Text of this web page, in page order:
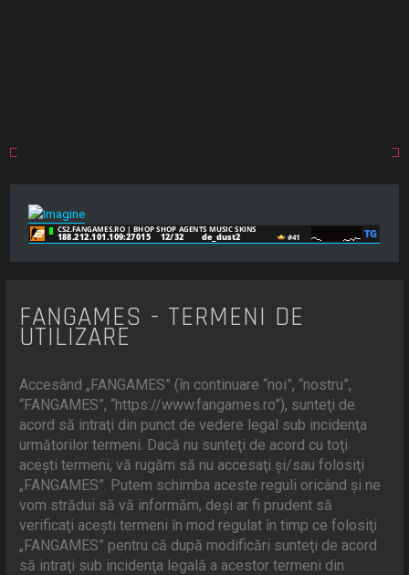
FANGAMES - TERMENI DE
UTILIZARE
Accesând „FANGAMES” (în continuare “noi”, “nostru”,
“FANGAMES”, “https://www.fangames.ro”), sunteţi de
acord să intraţi din punct de vedere legal sub incidenţa
următorilor termeni. Dacă nu sunteţi de acord cu toţi
aceşti termeni, vă rugăm să nu accesaţi şi/sau folosiţi
„FANGAMES”. Putem schimba aceste reguli oricând şi ne
vom strădui să vă informăm, deşi ar fi prudent să
verificaţi aceşti termeni în mod regulat în timp ce folosiţi
„FANGAMES” pentru că după modificări sunteţi de acord
să intraţi sub incidenţa legală a acestor termeni din